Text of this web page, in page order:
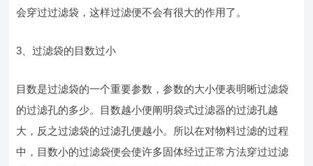
会穿过过滤袋，这样过滤便不会有很大的作用了。
3、过滤袋的目数过小
目数是过滤袋的一个重要参数，参数的大小便表明晰过滤袋
的过滤孔的多少。目数越小便阐明袋式过滤器的过滤孔越
大，反之过滤袋的过滤孔便越小。所以在对物料过滤的过程
中，目数小的过滤袋便会使许多固体经过正常方法穿过过滤